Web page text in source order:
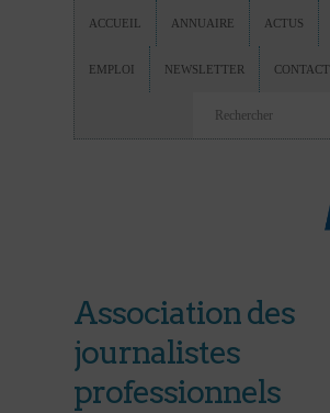
ACCUEIL ANNUAIRE ACTUS
EMPLOI NEWSLETTER CONTACT
Association des
journalistes
professionnels